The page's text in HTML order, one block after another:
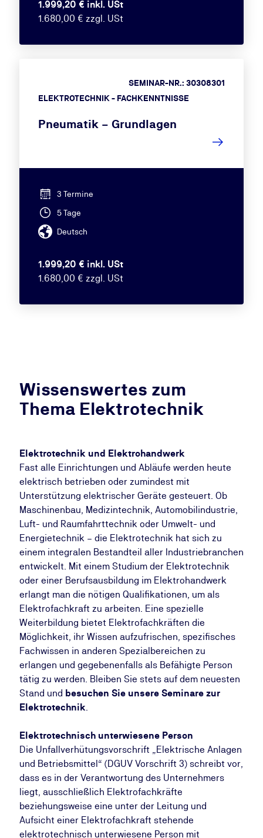
1.999,20 € inkl. USt
1.680,00 € zzgl. USt
ELEKTROTECHNIK - FACHKENNTNISSE
SEMINAR-NR.: 30308301
Pneumatik – Grundlagen
3 Termine
5 Tage
Deutsch
1.999,20 € inkl. USt
1.680,00 € zzgl. USt
Wissenswertes zum
Thema Elektrotechnik
Elektrotechnik und Elektrohandwerk
Fast alle Einrichtungen und Abläufe werden heute
elektrisch betrieben oder zumindest mit
Unterstützung elektrischer Geräte gesteuert. Ob
Maschinenbau, Medizintechnik, Automobilindustrie,
Luft- und Raumfahrttechnik oder Umwelt- und
Energietechnik – die Elektrotechnik hat sich zu
einem integralen Bestandteil aller Industriebranchen
entwickelt. Mit einem Studium der Elektrotechnik
oder einer Berufsausbildung im Elektrohandwerk
erlangt man die nötigen Qualifikationen, um als
Elektrofachkraft zu arbeiten. Eine spezielle
Weiterbildung bietet Elektrofachkräften die
Möglichkeit, ihr Wissen aufzufrischen, spezifisches
Fachwissen in anderen Spezialbereichen zu
erlangen und gegebenenfalls als Befähigte Person
tätig zu werden. Bleiben Sie stets auf dem neuesten
Stand und besuchen Sie unsere Seminare zur
Elektrotechnik.
Elektrotechnisch unterwiesene Person
Die Unfallverhütungsvorschrift „Elektrische Anlagen
und Betriebsmittel“ (DGUV Vorschrift 3) schreibt vor,
dass es in der Verantwortung des Unternehmers
liegt, ausschließlich Elektrofachkräfte
beziehungsweise eine unter der Leitung und
Aufsicht einer Elektrofachkraft stehende
elektrotechnisch unterwiesene Person mit